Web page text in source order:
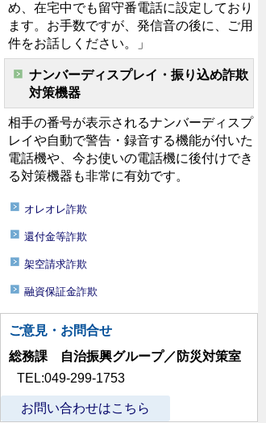
め、在宅中でも留守番電話に設定しており
ます。お手数ですが、発信音の後に、ご用
件をお話しください。」
ナンバーディスプレイ・振り込め詐欺
対策機器
相手の番号が表示されるナンバーディスプ
レイや自動で警告・録音する機能が付いた
電話機や、今お使いの電話機に後付けでき
る対策機器も非常に有効です。
オレオレ詐欺
還付金等詐欺
架空請求詐欺
融資保証金詐欺
ご意見・お問合せ
総務課 自治振興グループ／防災対策室
TEL:049-299-1753
お問い合わせはこちら